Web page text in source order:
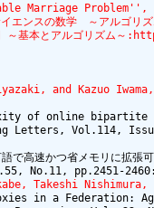
Marriage Problem'',
ンスの数学　～アルゴリ
～基本とアルゴリズム
and Kazuo
of online bipartite
で高速かつ省メモリに拡
Takeshi Nishimura,
in a Federation: